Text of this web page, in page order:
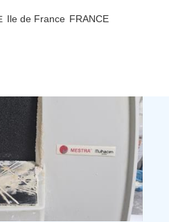
Ile de France FRANCE